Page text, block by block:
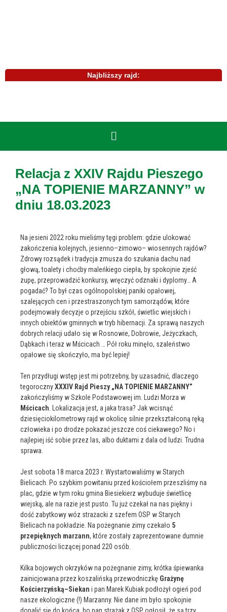
Najbliższy rajd:
Relacja z XXIV Rajdu Pieszego
„NA TOPIENIE MARZANNY” w
dniu 18.03.2023
Na jesieni 2022 roku mieliśmy tęgi problem: gdzie ulokować
zakończenia kolejnych, jesienno–zimowo– wiosennych rajdów?
Zdrowy rozsądek i tradycja zmusza do szukania dachu nad
głową, toalety i choćby maleńkiego ciepła, by spokojnie zjeść
zupę, przeprowadzić konkursy, wręczyć odznaki i dyplomy… A
pogadać? To był czas ogólnopolskiej paniki opałowej,
szalejących cen i przestraszonych tym samorządów, które
podejmowały decyzje o przejściu szkół, świetlic wiejskich i
innych obiektów gminnych w tryb hibernacji. Za sprawą naszych
dobrych relacji udało się w Rosnowie, Dobrowie, Jeżyczkach,
Dąbkach i teraz w Mścicach … Pół roku minęło, szaleństwo
opałowe się skończyło, ma być lepiej!
Ten przydługi wstęp jest mi potrzebny, by uzasadnić, dlaczego
tegorocznyXXXIV Rajd Pieszy „NA TOPIENIE MARZANNY”
zakończyliśmy w Szkole Podstawowej im. Ludzi Morza w
Mścicach. Lokalizacja jest, a jaka trasa? Jak wcisnąć
dziesięciokilometrowy rajd w okolicę silnie przekształconą ręką
człowieka i po drodze pokazać jeszcze coś ciekawego? No i
najlepiej iść sobie przez las, albo duktami z dala od ludzi. Trudna
sprawa.
Jest sobota 18 marca 2023 r. Wystartowaliśmy w Starych
Bielicach. Po szybkim powitaniu przed kościołem przeszliśmy na
plac, gdzie w tym roku gmina Biesiekierz wybuduje świetlicę
wiejską, ale na razie jest pusto. Tu już czekał na nas piękny i
dość zabytkowy wóz strażacki z szefem OSP w Starych
Bielicach na pokładzie. Na pożegnanie zimy czekało 5
przepięknych marzann, które zostały zaprezentowane dumnie
publiczności liczącej ponad 220 osób.
Kilka bojowych okrzyków na pożegnanie zimy, krótka śpiewanka
zainicjowana przez koszalińską przewodniczkę Grażynę
Kościerzyńską–Siekan i pan Marek Kubiak podłożył ogień pod
nasze ekologiczne (!) Marzanny. Nie dane im było spokojnie